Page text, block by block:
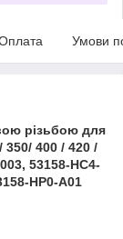
Умови
різьбою для
350/ 400 / 420 /
53158-HC4-
HP0-A01